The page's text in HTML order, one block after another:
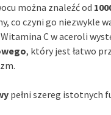
można znaleźć od
co czyni go niezwykle
C w aceroli
, który jest łatwo
pełni szereg istotnych